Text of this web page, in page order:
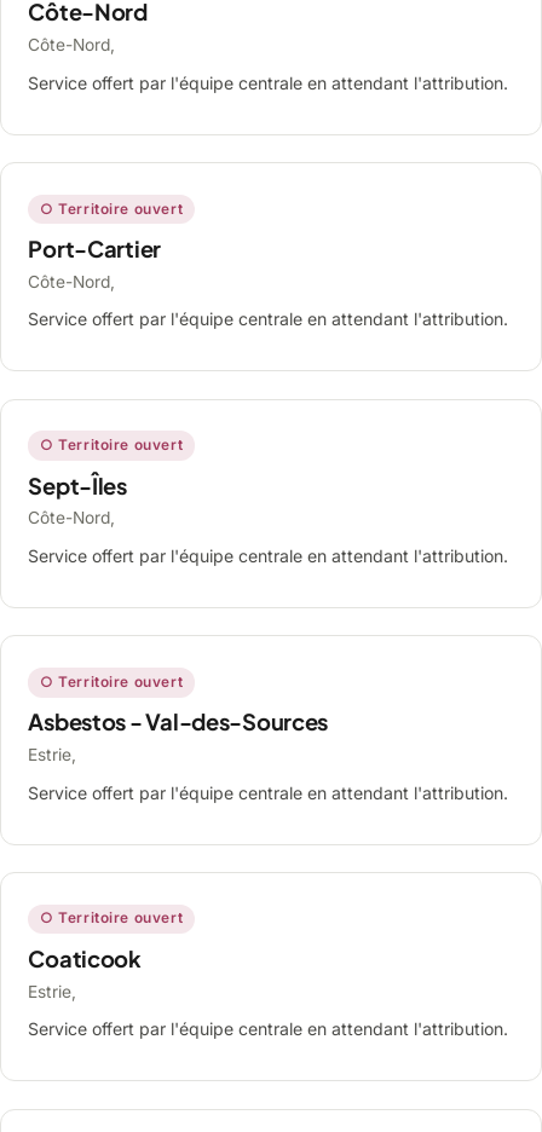
Côte-Nord
Côte-Nord,
Service offert par l'équipe centrale en attendant l'attribution.
○ Territoire ouvert
Port-Cartier
Côte-Nord,
Service offert par l'équipe centrale en attendant l'attribution.
○ Territoire ouvert
Sept-Îles
Côte-Nord,
Service offert par l'équipe centrale en attendant l'attribution.
○ Territoire ouvert
Asbestos - Val-des-Sources
Estrie,
Service offert par l'équipe centrale en attendant l'attribution.
○ Territoire ouvert
Coaticook
Estrie,
Service offert par l'équipe centrale en attendant l'attribution.